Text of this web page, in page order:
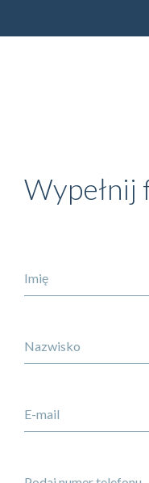
Wypełnij
Imię
Nazwisko
E-mail